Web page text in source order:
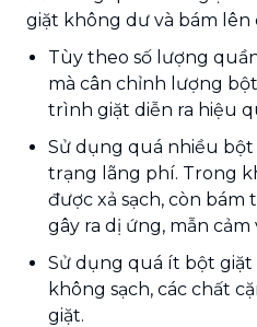
giặt không dư và bám lên
Tùy theo số lượng
mà cân chỉnh lượng
trình giặt diễn ra hiệu
Sử dụng quá nhiều bột
trạng lãng phí. Trong
được xả sạch, còn bám
gây ra dị ứng, mẫn cảm
Sử dụng quá ít bột giặt
không sạch, các chất
giặt.